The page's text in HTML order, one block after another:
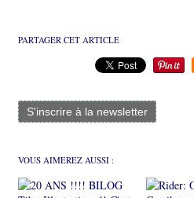
PARTAGER CET ARTICLE
S'inscrire à la newsletter
VOUS AIMEREZ AUSSI :